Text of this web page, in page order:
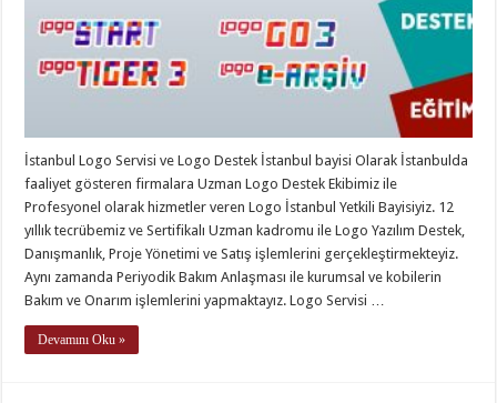
İstanbul Logo Servisi ve Logo Destek İstanbul bayisi Olarak İstanbulda
faaliyet gösteren firmalara Uzman Logo Destek Ekibimiz ile
Profesyonel olarak hizmetler veren Logo İstanbul Yetkili Bayisiyiz. 12
yıllık tecrübemiz ve Sertifikalı Uzman kadromu ile Logo Yazılım Destek,
Danışmanlık, Proje Yönetimi ve Satış işlemlerini gerçekleştirmekteyiz.
Aynı zamanda Periyodik Bakım Anlaşması ile kurumsal ve kobilerin
Bakım ve Onarım işlemlerini yapmaktayız. Logo Servisi …
Devamını Oku »